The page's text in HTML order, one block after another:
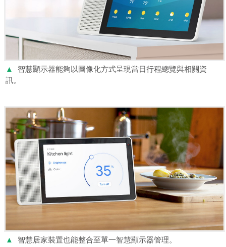
▲
智慧顯示器能夠以圖像化方式呈現當日行程總覽與相關資
訊。
▲ 智慧居家裝置也能整合至單一智慧顯示器管理。